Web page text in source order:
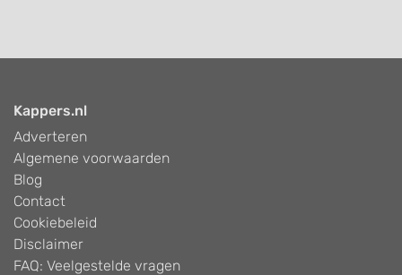
Kappers.nl
Adverteren
Algemene voorwaarden
Blog
Contact
Cookiebeleid
Disclaimer
FAQ: Veelgestelde vragen